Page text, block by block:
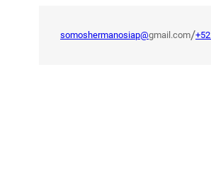
somoshermanosiap@gmail.com/